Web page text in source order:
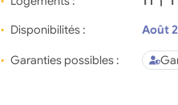
Disponibilités :
Août
Garanties possibles :